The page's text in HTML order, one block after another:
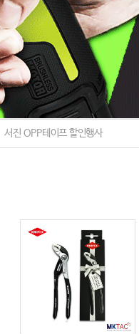
서진 OPP테이프 할인행사